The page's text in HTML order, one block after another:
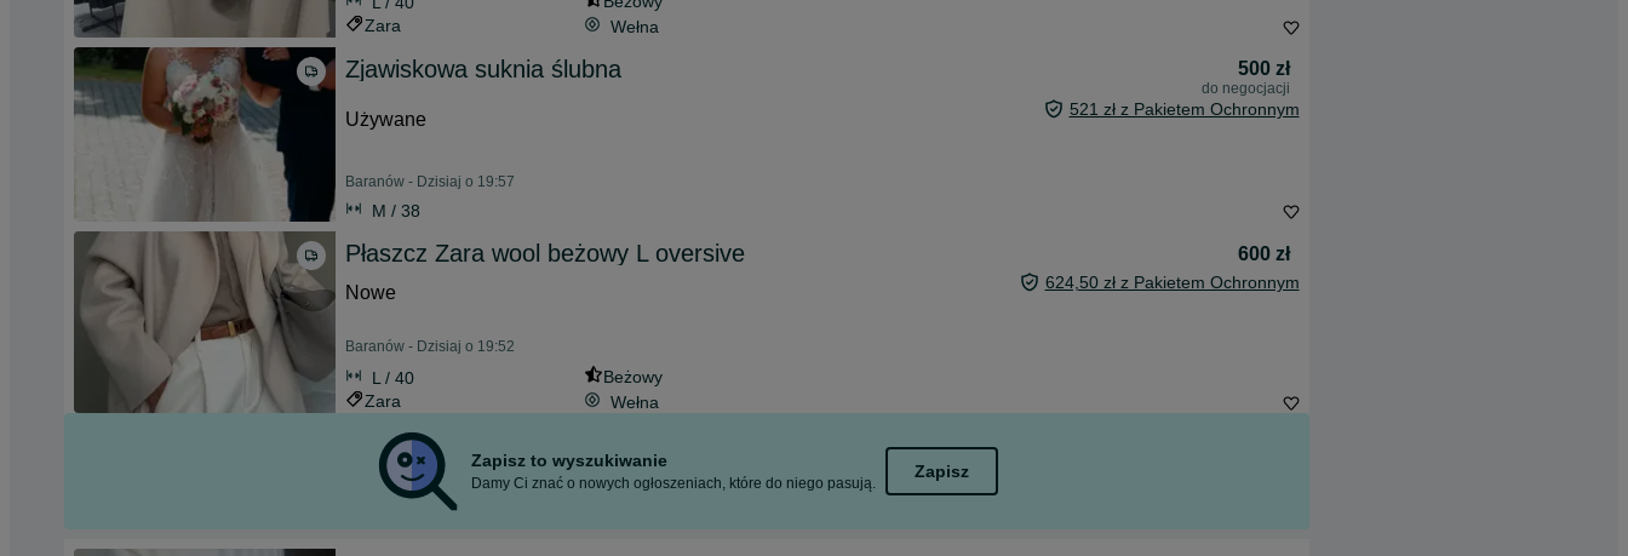
Zara
Wełna
Zjawiskowa suknia ślubna 500 zł
do negocjacji
Używane 521 zł z Pakietem Ochronnym
Baranów - Dzisiaj o 19:57
M / 38
Płaszcz Zara wool beżowy L oversive
600 zł
Nowe
624,50 zł z Pakietem Ochronnym
Baranów - Dzisiaj o 19:52
L / 40
Beżowy
Zara
Wełna
Zapisz to wyszukiwanie
Damy Ci znać o nowych ogłoszeniach, które do niego pasują.
Zapisz